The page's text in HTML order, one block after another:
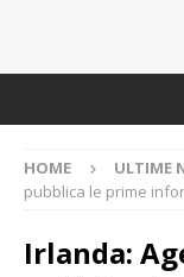
HOME ULTIME
pubblica le prime
Irlanda: